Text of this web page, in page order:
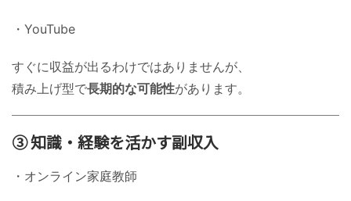
・YouTube
すぐに収益が出るわけではありませんが、
積み上げ型で長期的な可能性があります。
③ 知識・経験を活かす副収入
・オンライン家庭教師